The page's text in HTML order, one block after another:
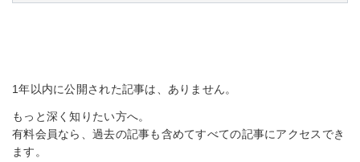
1年以内に公開された記事は、ありません。
もっと深く知りたい方へ。
有料会員なら、過去の記事も含めてすべての記事にアクセスでき
ます。